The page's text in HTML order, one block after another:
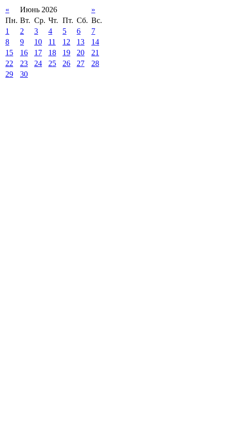
« Июнь 2026
»
Пн. Вт. Ср. Чт. Пт. Сб. Вс.
1
2 3 4 5 6
7
8
9 10 11 12 13
14
15
16 17 18 19 20
21
22
23 24 25 26 27
28
29
30